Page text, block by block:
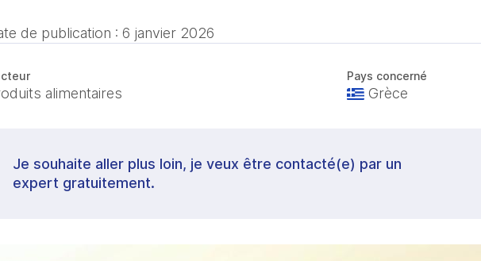
de publication : 6 janvier 2026
alimentaires
Pays concerné
Grèce
Je souhaite aller plus loin, je veux être contacté(e) par un
expert gratuitement.